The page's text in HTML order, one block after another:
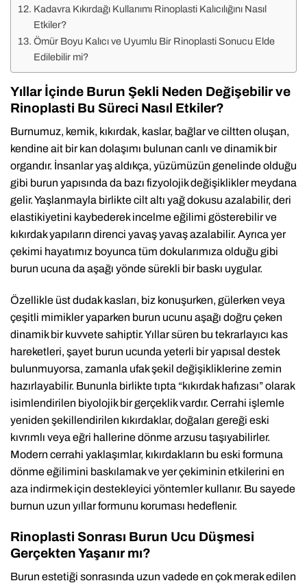
Kadavra Kıkırdağı Kullanımı Rinoplasti Kalıcılığını Nasıl
Etkiler?
Ömür Boyu Kalıcı ve Uyumlu Bir Rinoplasti Sonucu Elde
Edilebilir mi?
Yıllar İçinde Burun Şekli Neden Değişebilir ve
Rinoplasti Bu Süreci Nasıl Etkiler?
Burnumuz, kemik, kıkırdak, kaslar, bağlar ve ciltten oluşan,
kendine ait bir kan dolaşımı bulunan canlı ve dinamik bir
organdır. İnsanlar yaş aldıkça, yüzümüzün genelinde olduğu
gibi burun yapısında da bazı fizyolojik değişiklikler meydana
gelir. Yaşlanmayla birlikte cilt altı yağ dokusu azalabilir, deri
elastikiyetini kaybederek incelme eğilimi gösterebilir ve
kıkırdak yapıların direnci yavaş yavaş azalabilir. Ayrıca yer
çekimi hayatımız boyunca tüm dokularımıza olduğu gibi
burun ucuna da aşağı yönde sürekli bir baskı uygular.
Özellikle üst dudak kasları, biz konuşurken, gülerken veya
çeşitli mimikler yaparken burun ucunu aşağı doğru çeken
dinamik bir kuvvete sahiptir. Yıllar süren bu tekrarlayıcı kas
hareketleri, şayet burun ucunda yeterli bir yapısal destek
bulunmuyorsa, zamanla ufak şekil değişikliklerine zemin
hazırlayabilir. Bununla birlikte tıpta “kıkırdak hafızası” olarak
isimlendirilen biyolojik bir gerçeklik vardır. Cerrahi işlemle
yeniden şekillendirilen kıkırdaklar, doğaları gereği eski
kıvrımlı veya eğri hallerine dönme arzusu taşıyabilirler.
Modern cerrahi yaklaşımlar, kıkırdakların bu eski formuna
dönme eğilimini baskılamak ve yer çekiminin etkilerini en
aza indirmek için destekleyici yöntemler kullanır. Bu sayede
burnun uzun yıllar formunu koruması hedeflenir.
Rinoplasti Sonrası Burun Ucu Düşmesi
Gerçekten Yaşanır mı?
Burun estetiği sonrasında uzun vadede en çok merak edilen